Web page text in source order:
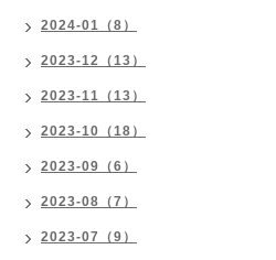
2024-01（8）
2023-12（13）
2023-11（13）
2023-10（18）
2023-09（6）
2023-08（7）
2023-07（9）